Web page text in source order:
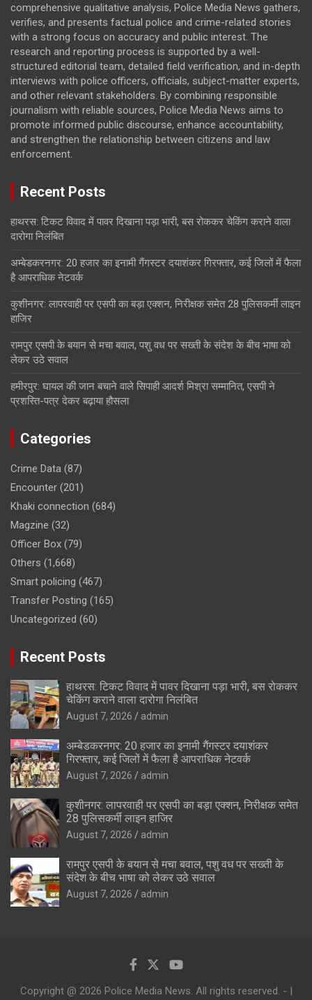
comprehensive qualitative analysis, Police Media News gathers,
verifies, and presents factual police and crime-related stories
with a strong focus on accuracy and public interest. The
research and reporting process is supported by a well-
structured editorial team, detailed field verification, and in-depth
interviews with police officers, officials, subject-matter experts,
and other relevant stakeholders. By combining responsible
journalism with reliable sources, Police Media News aims to
promote informed public discourse, enhance accountability,
and strengthen the relationship between citizens and law
enforcement.
Recent Posts
हाथरस: टिकट विवाद में पावर दिखाना पड़ा भारी, बस रोककर चेकिंग कराने वाला
दारोगा निलंबित
अम्बेडकरनगर: 20 हजार का इनामी गैंगस्टर दयाशंकर गिरफ्तार, कई जिलों में फैला
है आपराधिक नेटवर्क
कुशीनगर: लापरवाही पर एसपी का बड़ा एक्शन, निरीक्षक समेत 28 पुलिसकर्मी लाइन
हाजिर
रामपुर एसपी के बयान से मचा बवाल, पशु वध पर सख्ती के संदेश के बीच भाषा को
लेकर उठे सवाल
हमीरपुर: घायल की जान बचाने वाले सिपाही आदर्श मिश्रा सम्मानित, एसपी ने
प्रशस्ति-पत्र देकर बढ़ाया हौसला
Categories
Crime Data (87)
Encounter (201)
Khaki connection (684)
Magzine (32)
Officer Box (79)
Others (1,668)
Smart policing (467)
Transfer Posting (165)
Uncategorized (60)
Recent Posts
हाथरस: टिकट विवाद में पावर दिखाना पड़ा भारी, बस रोककर
चेकिंग कराने वाला दारोगा निलंबित
August 7, 2026 admin
अम्बेडकरनगर: 20 हजार का इनामी गैंगस्टर दयाशंकर
गिरफ्तार, कई जिलों में फैला है आपराधिक नेटवर्क
August 7, 2026 admin
कुशीनगर: लापरवाही पर एसपी का बड़ा एक्शन, निरीक्षक समेत
28 पुलिसकर्मी लाइन हाजिर
August 7, 2026 admin
रामपुर एसपी के बयान से मचा बवाल, पशु वध पर सख्ती के
संदेश के बीच भाषा को लेकर उठे सवाल
August 7, 2026 admin
Copyright @ 2026 Police Media News. All rights reserved. - |